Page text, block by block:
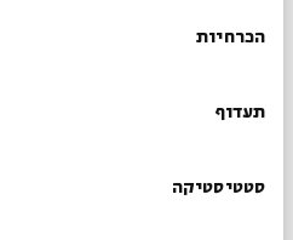
הסכמה
הכרחיות
תעדוף
סטטיסטיקה